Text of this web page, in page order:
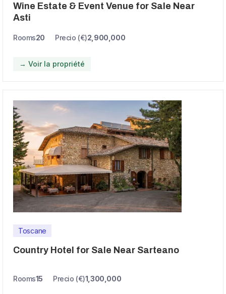
Wine Estate & Event Venue for Sale Near
Asti
Rooms20 Precio (€)2,900,000
→ Voir la propriété
Toscane
Country Hotel for Sale Near Sarteano
Rooms15 Precio (€)1,300,000